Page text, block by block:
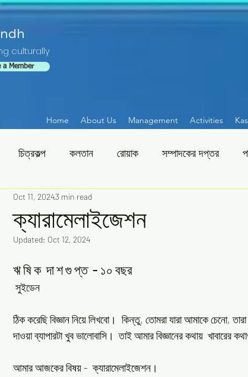
culturally
a Member
Home About Us Management Activities
চিত্রকল্প কলতান রোয়াক সম্পাদকের দপ্তর
ক্যারামেলাইজেশন
Oct 11, 20243 min read
Updated: Oct 12, 2024
ঋ ষি ক  দা শ গু প্ত  - ১০ বছর
সুইডেন
ঠিক করেছি বিজ্ঞান নিয়ে লিখবো।  কিন্তু, তোমরা যারা আমাকে চেনো,
দাওয়া ব্যাপারটা খুব ভালোবাসি।  তাই আমার বিজ্ঞানের কথায়  খাবারের
আমার আজকের বিষয় -  ক্যারামেলাইজেশন।